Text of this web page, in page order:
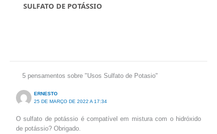
SULFATO DE POTÁSSIO
5 pensamentos sobre "Usos Sulfato de Potasio"
ERNESTO
25 DE MARÇO DE 2022 A 17:34
O sulfato de potássio é compatível em mistura com o hidróxido
de potássio? Obrigado.